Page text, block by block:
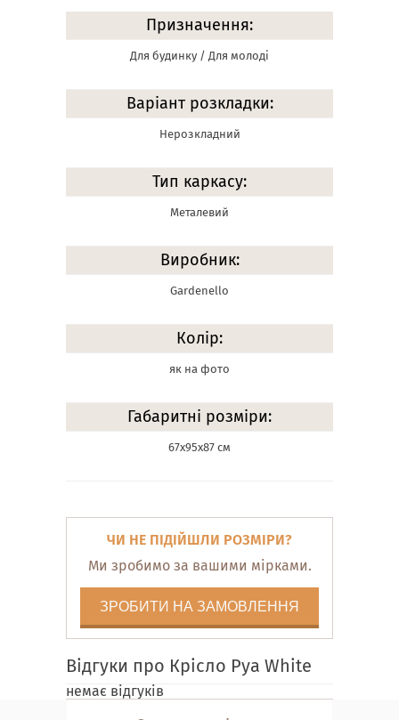
Призначення:
Для будинку / Для молоді
Варіант розкладки:
Нерозкладний
Тип каркасу:
Металевий
Виробник:
Gardenello
Колір:
як на фото
Габаритні розміри:
67х95х87 см
ЧИ НЕ ПІДІЙШЛИ РОЗМІРИ?
Ми зробимо за вашими мірками.
ЗРОБИТИ НА ЗАМОВЛЕННЯ
Відгуки про Крісло Pya White
немає відгуків